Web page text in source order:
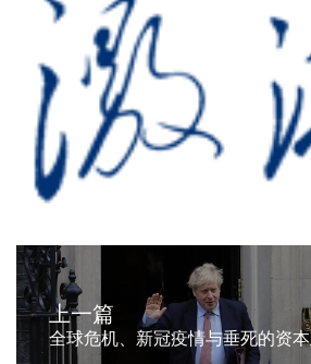
上一篇
全球危机、新冠疫情与垂死的资